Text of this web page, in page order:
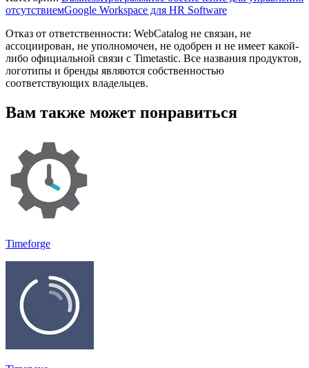
отсутствиемGoogle Workspace для HR Software
Отказ от ответственности: WebCatalog не связан, не
ассоциирован, не уполномочен, не одобрен и не имеет какой-
либо официальной связи с Timetastic. Все названия продуктов,
логотипы и бренды являются собственностью
соответствующих владельцев.
Вам также может понравиться
Timeforge